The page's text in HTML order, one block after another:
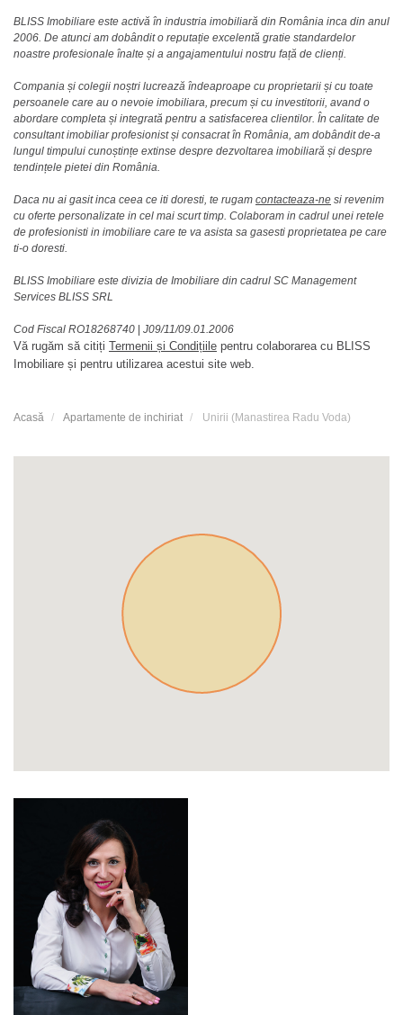
BLISS Imobiliare este activă în industria imobiliară din România inca din anul
2006. De atunci am dobândit o reputație excelentă gratie standardelor
noastre profesionale înalte și a angajamentului nostru față de clienți.
Compania și colegii noștri lucrează îndeaproape cu proprietarii și cu toate
persoanele care au o nevoie imobiliara, precum și cu investitorii, avand o
abordare completa și integrată pentru a satisfacerea clientilor. În calitate de
consultant imobiliar profesionist și consacrat în România, am dobândit de-a
lungul timpului cunoștințe extinse despre dezvoltarea imobiliară și despre
tendințele pietei din România.
Daca nu ai gasit inca ceea ce iti doresti, te rugam contacteaza-ne si revenim
cu oferte personalizate in cel mai scurt timp. Colaboram in cadrul unei retele
de profesionisti in imobiliare care te va asista sa gasesti proprietatea pe care
ti-o doresti.
BLISS Imobiliare este divizia de Imobiliare din cadrul SC Management
Services BLISS SRL
Cod Fiscal RO18268740 | J09/11/09.01.2006
Vă rugăm să citiți Termenii și Condițiile pentru colaborarea cu BLISS
Imobiliare și pentru utilizarea acestui site web.
Acasă Apartamente de inchiriat Unirii (Manastirea Radu Voda)